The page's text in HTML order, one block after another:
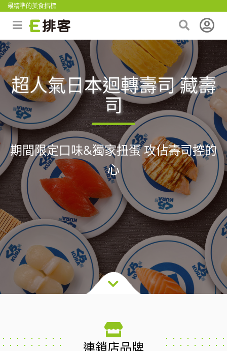
最精準的美食指標
超人氣日本迴轉壽司 藏壽
司
期間限定口味&獨家扭蛋 攻佔壽司控的
心
連鎖店品牌